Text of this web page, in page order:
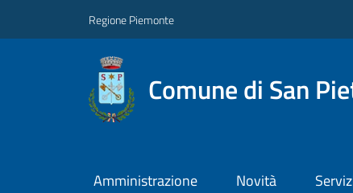
Regione Piemonte
Comune di San
Amministrazione Novità